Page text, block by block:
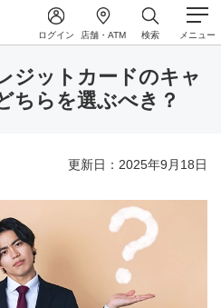
ログイン 店舗・ATM 検索 メニュー
ジットカードのキャ
ちらを選ぶべき？
更新日：2025年9月18日